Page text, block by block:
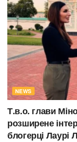
NEWS
Т.в.о. глави
розширене
блогерці Лаурі